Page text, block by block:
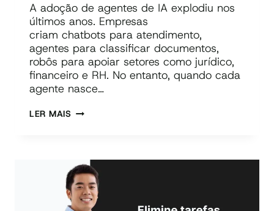
A adoção de agentes de IA explodiu nos
últimos anos. Empresas
criam chatbots para atendimento,
agentes para classificar documentos,
robôs para apoiar setores como jurídico,
financeiro e RH. No entanto, quando cada
agente nasce…
LER MAISAI
A
ORQUESTRAÇÃO
DE
AGENTES